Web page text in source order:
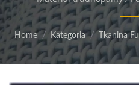
funkcjonalnych i
materiałów
Home / Kategoria / Tkanina